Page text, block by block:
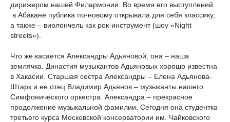
дирижером нашей Филармонии. Во время его выступлений
в Абакане публика по-новому открывала для себя классику,
а также – виолончель как рок-инструмент (шоу «Night
streets»).
Что же касается Александры Адьяновой, она – наша
землячка. Династия музыкантов Адьяновых хорошо известна
в Хакасии. Старшая сестра Александры – Елена Адьянова-
Штарк и ее отец Владимир Адьянов – музыканты нашего
Симфонического оркестра. Александра – прекрасное
продолжение музыкальной фамилии. Сегодня она студентка
третьего курса Московской консерватории им. Чайковского